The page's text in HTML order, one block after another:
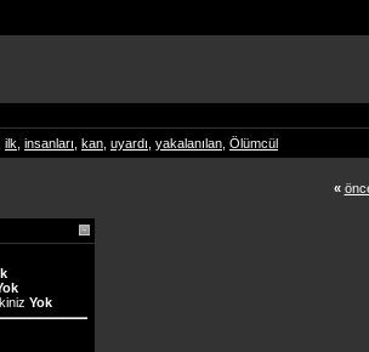
ilk insanları kan uyardı yakalanılan Ölümcül
«
Yok